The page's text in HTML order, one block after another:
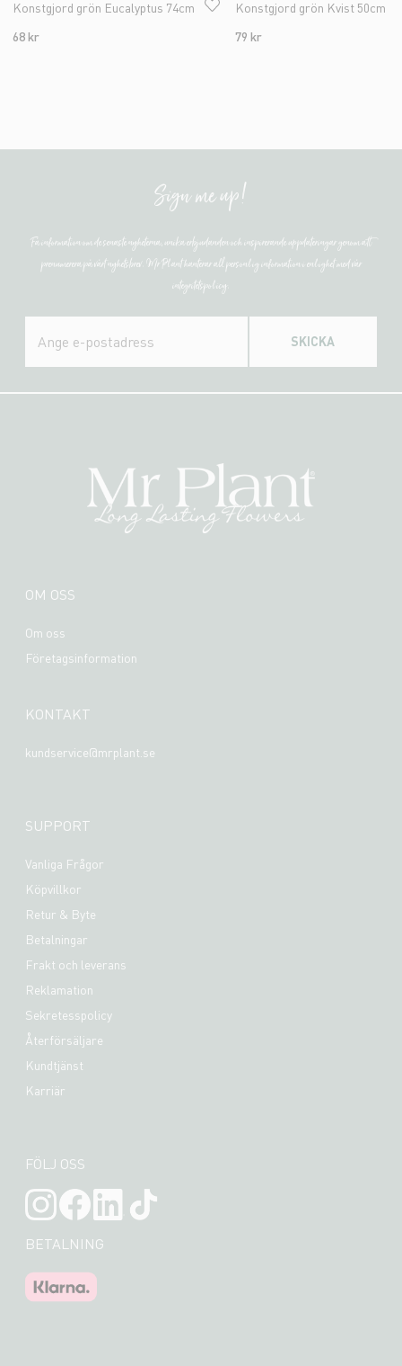
Konstgjord grön Eucalyptus 74cm
68 kr
Konstgjord grön Kvist 50cm
79 kr
Sign me up!
Få information om de senaste nyheterna, unika erbjudanden och inspirerande uppdateringar genom att
prenumerera på vårt nyhetsbrev. Mr Plant hanterar all personlig information i enlighet med vår
integritetspolicy.
SKICKA
OM OSS
Om oss
Företagsinformation
KONTAKT
kundservice@mrplant.se
SUPPORT
Vanliga Frågor
Köpvillkor
Retur & Byte
Betalningar
Frakt och leverans
Reklamation
Sekretesspolicy
Återförsäljare
Kundtjänst
Karriär
FÖLJ OSS
BETALNING